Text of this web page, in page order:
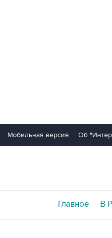
Мобильная версия Об
Главное В